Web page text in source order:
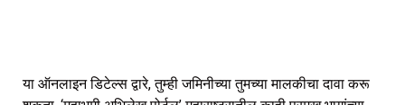
या ऑनलाइन डिटेल्स द्वारे, तुम्ही जमिनीच्या तुमच्या मालकीचा दावा करू